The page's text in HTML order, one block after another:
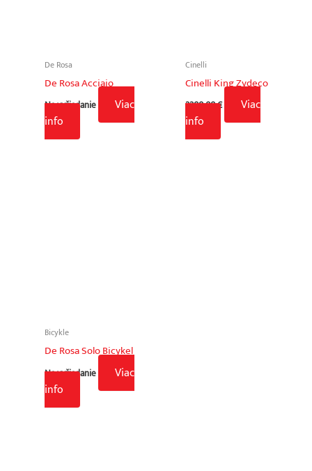
De Rosa
De Rosa Acciaio
Na vyžiadanie
Viac
info
Cinelli
Cinelli King Zydeco
2200,00€
Viac
info
Bicykle
De Rosa Solo Bicykel
Na vyžiadanie
Viac
info